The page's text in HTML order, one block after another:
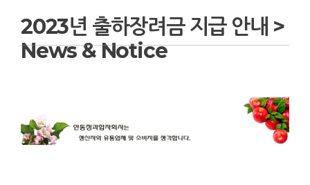
2023년 출하장려금 지급 안내 >
News & Notice